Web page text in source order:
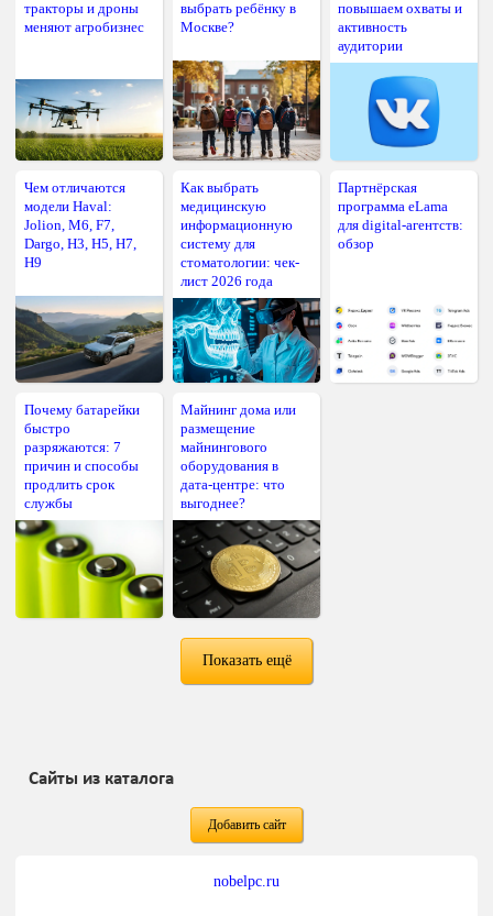
тракторы и дроны
меняют агробизнес
выбрать ребёнку в
Москве?
повышаем охваты и
активность
аудитории
Чем отличаются
модели Haval:
Jolion, M6, F7,
Dargo, H3, H5, H7,
H9
Как выбрать
медицинскую
информационную
систему для
стоматологии: чек-
лист 2026 года
Партнёрская
программа eLama
для digital-агентств:
обзор
Почему батарейки
быстро
разряжаются: 7
причин и способы
продлить срок
службы
Майнинг дома или
размещение
майнингового
оборудования в
дата-центре: что
выгоднее?
Показать ещё
Сайты из каталога
Добавить сайт
nobelpc.ru